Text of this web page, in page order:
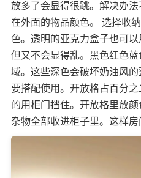
放多了会显得很跳。解决办
在外面的物品颜色。 选择收
色。透明的亚克力盒子也可
但又不会显得乱。黑色红色
域。这些深色会破坏奶油风的
要搭配使用。开放格占百分
的用柜门挡住。开放格里放
杂物全部收进柜子里。这样房